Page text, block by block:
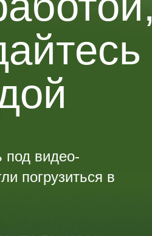
под видео-
погрузиться в